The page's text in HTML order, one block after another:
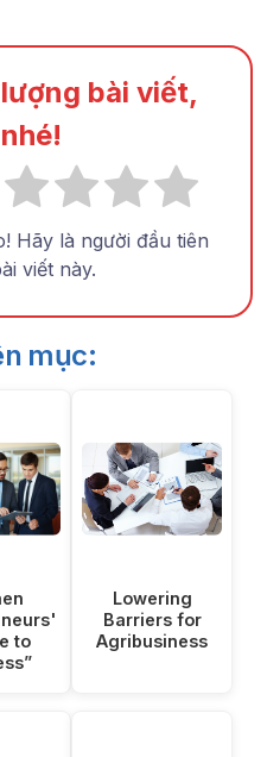
bài viết,
Hãy là người đầu tiên
viết này.
mục:
to
Lowering
Barriers for
Agribusiness